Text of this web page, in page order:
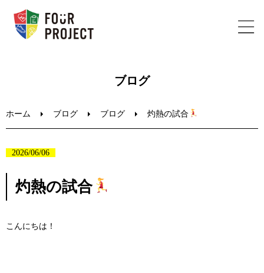
ブログ
ホーム ブログ ブログ 灼熱の試合
2026/06/06
灼熱の試合
こんにちは！